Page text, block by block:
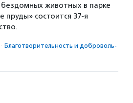
животных в парке
пруды» состоится 37-я
· Благотвори­тель­ность и доброволь­